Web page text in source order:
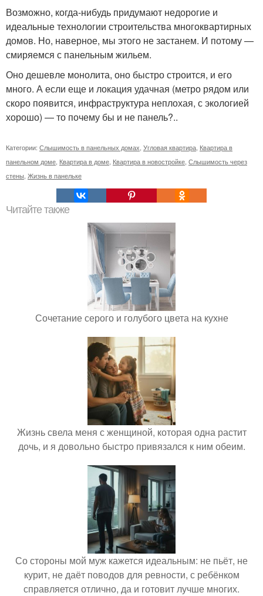
Возможно, когда-нибудь придумают недорогие и
идеальные технологии строительства многоквартирных
домов. Но, наверное, мы этого не застанем. И потому —
смиряемся с панельным жильем.
Оно дешевле монолита, оно быстро строится, и его
много. А если еще и локация удачная (метро рядом или
скоро появится, инфраструктура неплохая, с экологией
хорошо) — то почему бы и не панель?..
Категории: Слышимость в панельных домах Угловая квартира Квартира в
панельном доме Квартира в доме Квартира в новостройке Слышимость через
стены Жизнь в панельке
Читайте также
Сочетание серого и голубого цвета на кухне
Жизнь свела меня с женщиной, которая одна растит
дочь, и я довольно быстро привязался к ним обеим.
Со стороны мой муж кажется идеальным: не пьёт, не
курит, не даёт поводов для ревности, с ребёнком
справляется отлично, да и готовит лучше многих.